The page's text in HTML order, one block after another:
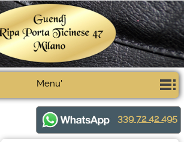
Menu'
339 72 42 495